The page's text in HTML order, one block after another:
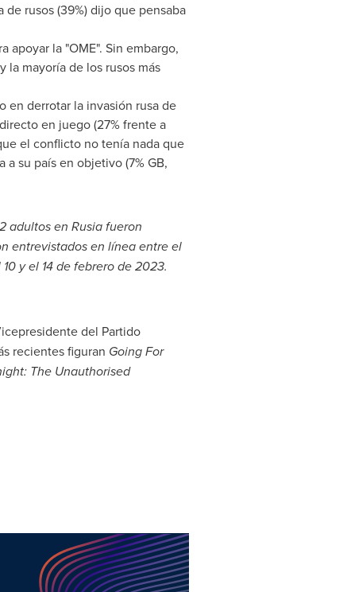
rusos (39%) dijo que pensaba
apoyar la "OME". Sin embargo,
la mayoría de los rusos más
en derrotar la invasión rusa de
en juego (27% frente a
el conflicto no tenía nada que
a su país en objetivo (7% GB,
adultos en Rusia fueron
entrevistados en línea entre el
y el 14 de febrero de 2023.
del Partido
recientes figuran Going For
: The Unauthorised